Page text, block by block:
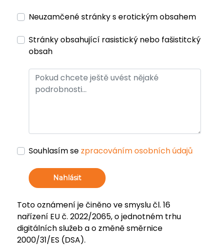
Neuzamčené stránky s erotickým obsahem
Stránky obsahující rasistický nebo fašistitcký
obsah
Souhlasím se zpracováním osobních údajů
Nahlásit
Toto oznámení je činěno ve smyslu čl. 16
nařízení EU č. 2022/2065, o jednotném trhu
digitálních služeb a o změně směrnice
2000/31/ES (DSA).